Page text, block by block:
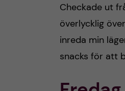
Checkade ut
överlycklig
inreda min
snacks för att